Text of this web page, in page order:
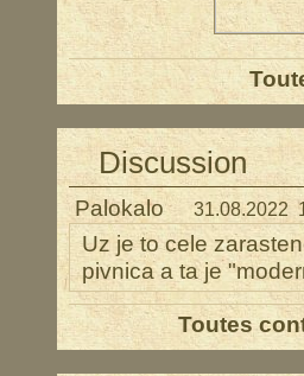
Discussion
Palokalo 31.08.2022
Uz je to cele
pivnica a ta je
Toutes